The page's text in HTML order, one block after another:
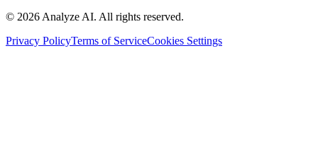
© 2026 Analyze AI. All rights reserved.
Privacy PolicyTerms of ServiceCookies Settings